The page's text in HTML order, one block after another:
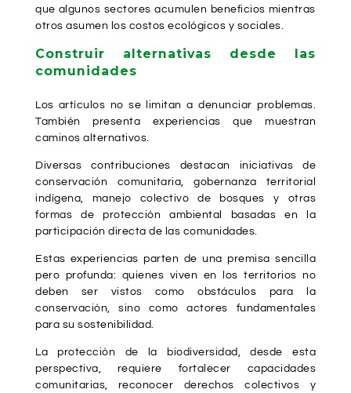
que algunos sectores acumulen beneficios mientras
otros asumen los costos ecológicos y sociales.
Construir alternativas desde las
comunidades
Los artículos no se limitan a denunciar problemas.
También presenta experiencias que muestran
caminos alternativos.
Diversas contribuciones destacan iniciativas de
conservación comunitaria, gobernanza territorial
indígena, manejo colectivo de bosques y otras
formas de protección ambiental basadas en la
participación directa de las comunidades.
Estas experiencias parten de una premisa sencilla
pero profunda: quienes viven en los territorios no
deben ser vistos como obstáculos para la
conservación, sino como actores fundamentales
para su sostenibilidad.
La protección de la biodiversidad, desde esta
perspectiva, requiere fortalecer capacidades
comunitarias, reconocer derechos colectivos y